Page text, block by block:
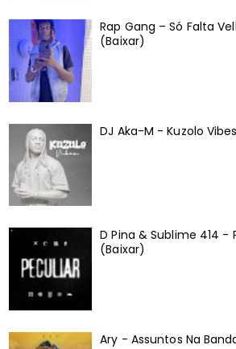
Rap Gang – Só Falta
(Baixar)
DJ Aka-M - Kuzolo
D Pina & Sublime 414 -
(Baixar)
Ary - Assuntos Na